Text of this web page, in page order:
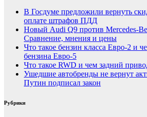
В Госдуме предложили вернуть
оплате штрафов ПДД
Новый Audi Q9 против Mercedes-
Сравнение, мнения и цены
Что такое бензин класса Евро-2 и
бензина Евро-5
Что такое RWD и чем задний
Ушедшие автобренды не вернут
Путин подписал закон
Рубрики